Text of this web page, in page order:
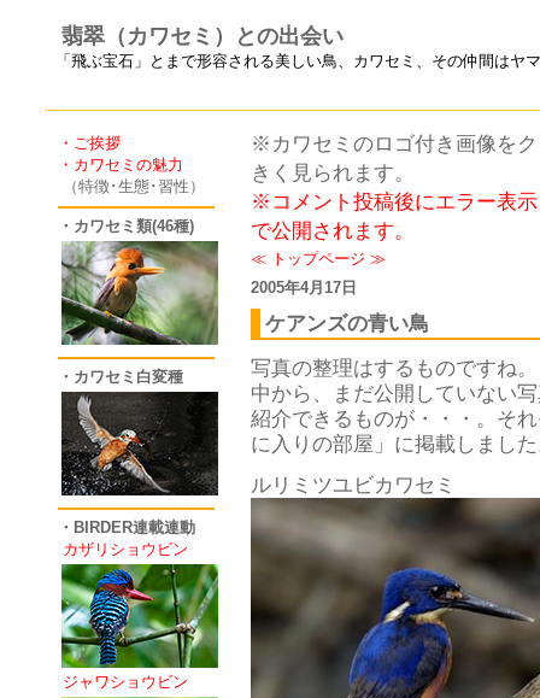
翡翠（カワセミ）との出会い
「飛ぶ宝石」とまで形容される美しい鳥、カワセミ、その仲間は
・ご挨拶
・カワセミの魅力
（特徴･生態･習性）
・カワセミ類(46種)
・カワセミ白変種
・BIRDER連載連動
カザリショウビン
ジャワショウビン
※カワセミのロゴ付き画像を
きく見られます。
※コメント投稿後にエラー表
で公開されます。
≪ トップページ ≫
2005年4月17日
ケアンズの青い鳥
写真の整理はするものですね
中から、まだ公開していない
紹介できるものが・・・。そ
に入りの部屋」に掲載しまし
ルリミツユビカワセミ